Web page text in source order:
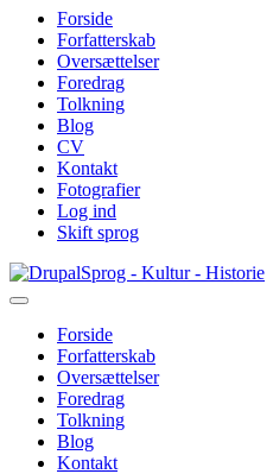
Forside
Forfatterskab
Oversættelser
Foredrag
Tolkning
Blog
CV
Kontakt
Fotografier
Log ind
Skift sprog
Gå
til
Sprog - Kultur - Historie
Primær
navigation
Forside
Forfatterskab
Oversættelser
Foredrag
Tolkning
Blog
Kontakt